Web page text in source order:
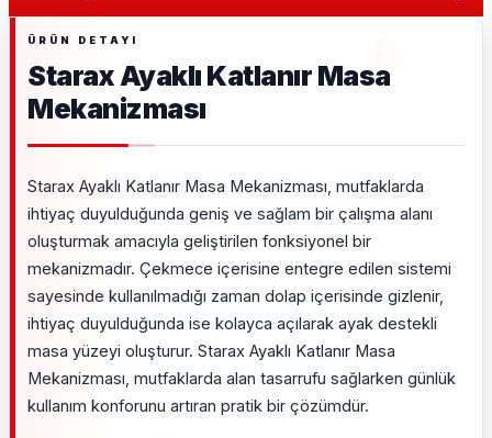
Starax Ayaklı Katlanır Masa
Mekanizması
Starax Ayaklı Katlanır Masa Mekanizması, mutfaklarda
ihtiyaç duyulduğunda geniş ve sağlam bir çalışma alanı
oluşturmak amacıyla geliştirilen fonksiyonel bir
mekanizmadır. Çekmece içerisine entegre edilen sistemi
sayesinde kullanılmadığı zaman dolap içerisinde gizlenir,
ihtiyaç duyulduğunda ise kolayca açılarak ayak destekli
masa yüzeyi oluşturur. Starax Ayaklı Katlanır Masa
Mekanizması, mutfaklarda alan tasarrufu sağlarken günlük
kullanım konforunu artıran pratik bir çözümdür.